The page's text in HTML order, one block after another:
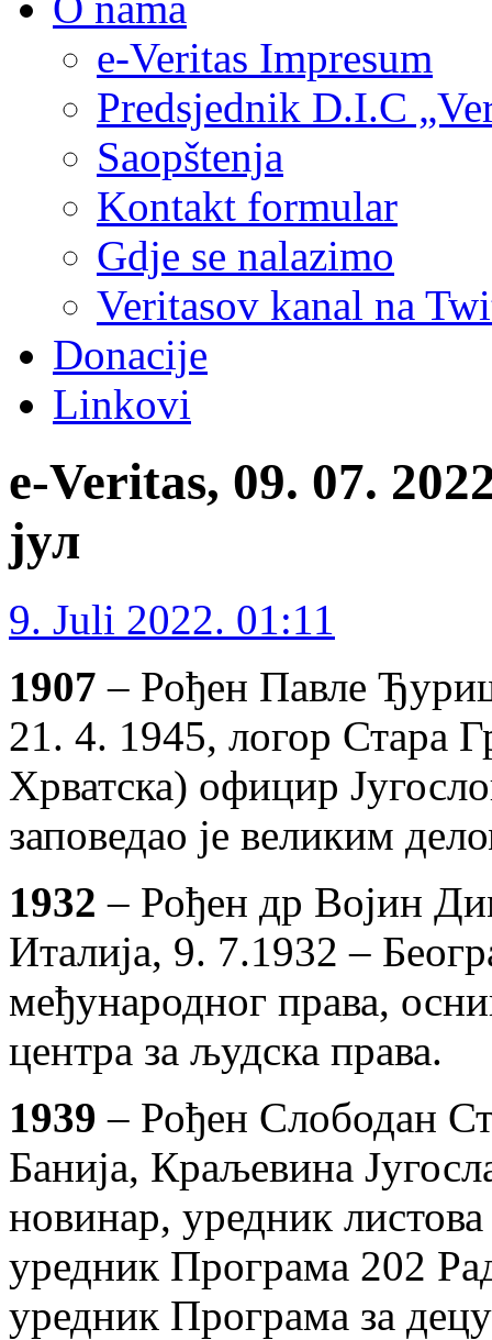
e-Veritas Impresum
Predsjednik D.I.C
Saopštenja
Kontakt formular
Gdje se nalazimo
Veritasov kanal na
Donacije
Linkovi
e-Veritas, 09. 07.
јул
9. Juli 2022. 01:11
1907 – Рођен Павле
21. 4. 1945, логор Стара
Хрватска) официр
заповедао је великим
1932 – Рођен др Војин
Италија, 9. 7.1932 –
међународног права,
центра за људска права.
1939 – Рођен Слободан
Банија, Краљевина
новинар, уредник
уредник Програма 202
уредник Програма за